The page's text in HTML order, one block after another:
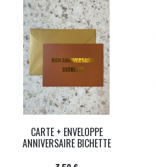
CARTE + ENVELOPPE
ANNIVERSAIRE BICHETTE